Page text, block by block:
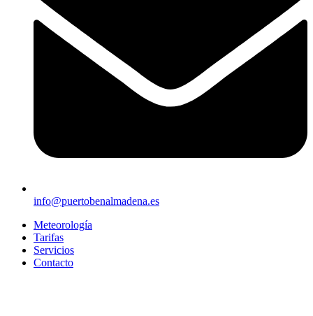
info@puertobenalmadena.es
Meteorología
Tarifas
Servicios
Contacto